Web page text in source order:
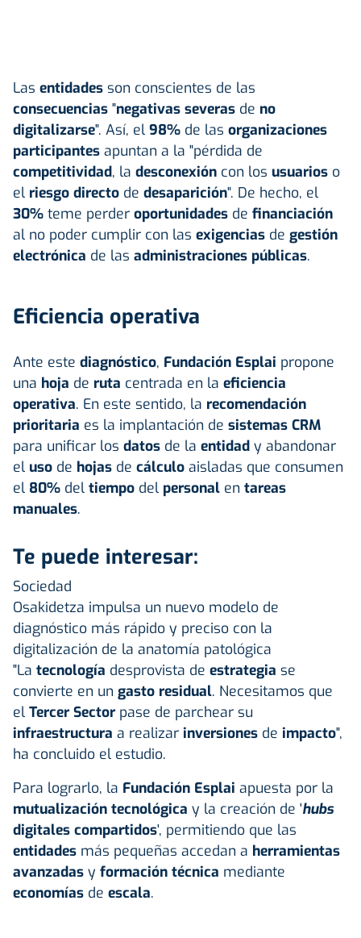
Las entidades son conscientes de las
consecuencias "negativas severas de no
digitalizarse". Así, el 98% de las organizaciones
participantes apuntan a la "pérdida de
competitividad, la desconexión con los usuarios o
el riesgo directo de desaparición". De hecho, el
30% teme perder oportunidades de financiación
al no poder cumplir con las exigencias de gestión
electrónica de las administraciones públicas.
Eficiencia operativa
Ante este diagnóstico, Fundación Esplai propone
una hoja de ruta centrada en la eficiencia
operativa. En este sentido, la recomendación
prioritaria es la implantación de sistemas CRM
para unificar los datos de la entidad y abandonar
el uso de hojas de cálculo aisladas que consumen
el 80% del tiempo del personal en tareas
manuales.
Te puede interesar:
Sociedad
Osakidetza impulsa un nuevo modelo de
diagnóstico más rápido y preciso con la
digitalización de la anatomía patológica
"La tecnología desprovista de estrategia se
convierte en un gasto residual. Necesitamos que
el Tercer Sector pase de parchear su
infraestructura a realizar inversiones de impacto",
ha concluido el estudio.
Para lograrlo, la Fundación Esplai apuesta por la
mutualización tecnológica y la creación de 'hubs
digitales compartidos', permitiendo que las
entidades más pequeñas accedan a herramientas
avanzadas y formación técnica mediante
economías de escala.